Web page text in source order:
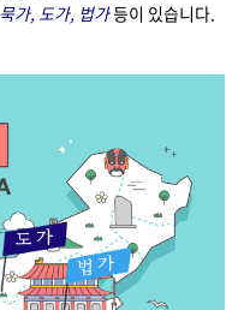
가, 도가, 법가등이 있습니다.